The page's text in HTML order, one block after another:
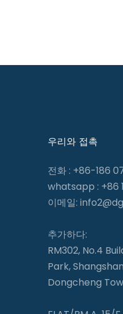
우리와 접촉
전화 : +86-186
whatsapp : +86
이메일:
추가하다:
RM302, No.4
Park,
Dongcheng